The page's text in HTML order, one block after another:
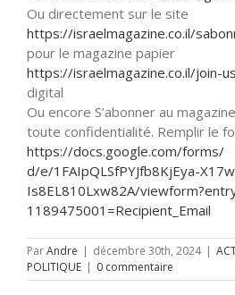
Ou directement sur le site
https://israelmagazine.co.il/
pour le magazine papier
https://israelmagazine.co.il/join-
digital
Ou encore S’abonner au
toute confidentialité. Remplir le
https://docs.google.com/forms/
d/e/1FAIpQLSfPYJfb8KjEya-
Is8EL810Lxw82A/
1189475001=Recipient_Email
ParAndre | décembre 30th, 2024 |
POLITIQUE | 0 commentaire